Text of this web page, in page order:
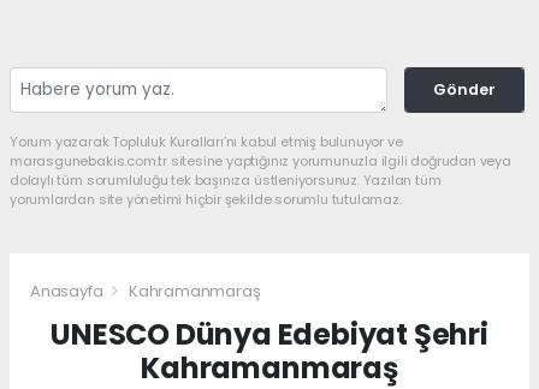
Gönder
Yorum yazarak Topluluk Kuralları’nı kabul etmiş bulunuyor ve
marasgunebakis.com.tr sitesine yaptığınız yorumunuzla ilgili doğrudan veya
dolaylı tüm sorumluluğu tek başınıza üstleniyorsunuz. Yazılan tüm
yorumlardan site yönetimi hiçbir şekilde sorumlu tutulamaz.
Anasayfa Kahramanmaraş
UNESCO Dünya Edebiyat Şehri
Kahramanmaraş